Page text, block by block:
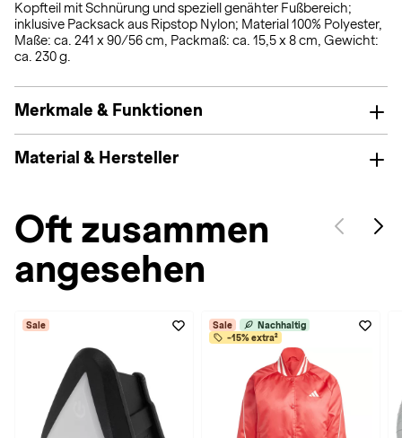
Kopfteil mit Schnürung und speziell genähter Fußbereich;
inklusive Packsack aus Ripstop Nylon; Material 100% Polyester,
Maße: ca. 241 x 90/56 cm, Packmaß: ca. 15,5 x 8 cm, Gewicht:
ca. 230 g.
Merkmale & Funktionen
Material & Hersteller
Oft zusammen
angesehen
Sale Sale
Nachhaltig
-15% extra²